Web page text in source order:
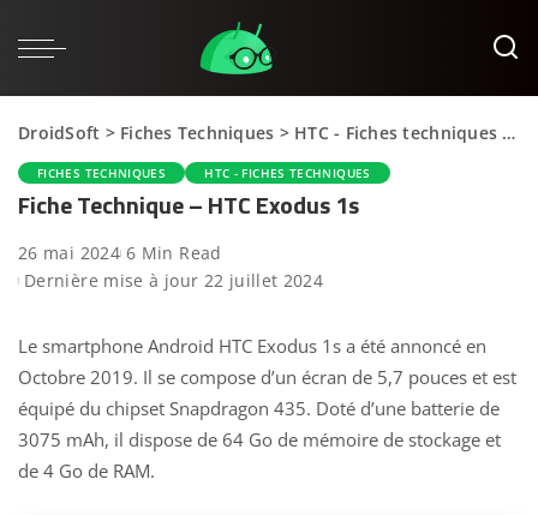
DroidSoft > Fiches Techniques > HTC - Fiches techniques
FICHES TECHNIQUES HTC - FICHES TECHNIQUES
Fiche Technique – HTC Exodus 1s
26 mai 2024 6 Min Read
Dernière mise à jour 22 juillet 2024
Le smartphone Android HTC Exodus 1s a été annoncé en
Octobre 2019. Il se compose d’un écran de 5,7 pouces et est
équipé du chipset Snapdragon 435. Doté d’une batterie de
3075 mAh, il dispose de 64 Go de mémoire de stockage et
de 4 Go de RAM.